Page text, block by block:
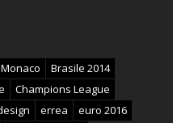
Brasile 2014
Champions League
errea
euro 2016